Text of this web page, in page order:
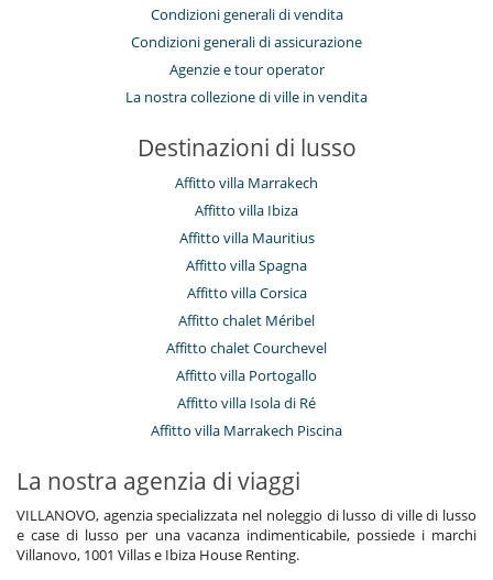
Condizioni generali di vendita
Condizioni generali di assicurazione
Agenzie e tour operator
La nostra collezione di ville in vendita
Destinazioni di lusso
Affitto villa Marrakech
Affitto villa Ibiza
Affitto villa Mauritius
Affitto villa Spagna
Affitto villa Corsica
Affitto chalet Méribel
Affitto chalet Courchevel
Affitto villa Portogallo
Affitto villa Isola di Ré
Affitto villa Marrakech Piscina
La nostra agenzia di viaggi
VILLANOVO, agenzia specializzata nel noleggio di lusso di ville di lusso
e case di lusso per una vacanza indimenticabile, possiede i marchi
Villanovo, 1001 Villas e Ibiza House Renting.